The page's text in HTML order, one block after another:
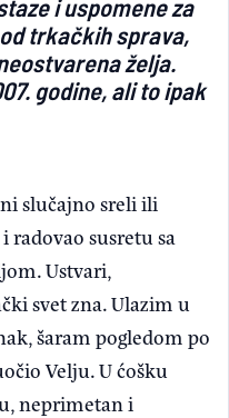
i uspomene za
trkačkih sprava,
želja.
godine, ali to ipak
slučajno sreli ili
radovao susretu sa
Ustvari,
svet zna. Ulazim u
šaram pogledom po
Velju. U ćošku
neprimetan i